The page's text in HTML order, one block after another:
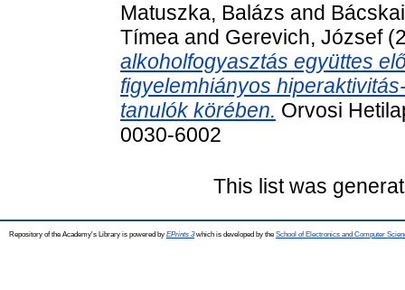
Matuszka, Balázs and
Tímea and Gerevich, József
alkoholfogyasztás együttes
figyelemhiányos
tanulók körében. Orvosi
0030-6002
This list was
Repository of the Academy's Library is powered by EPrints 3which is developed by the School of Electronics and Computer